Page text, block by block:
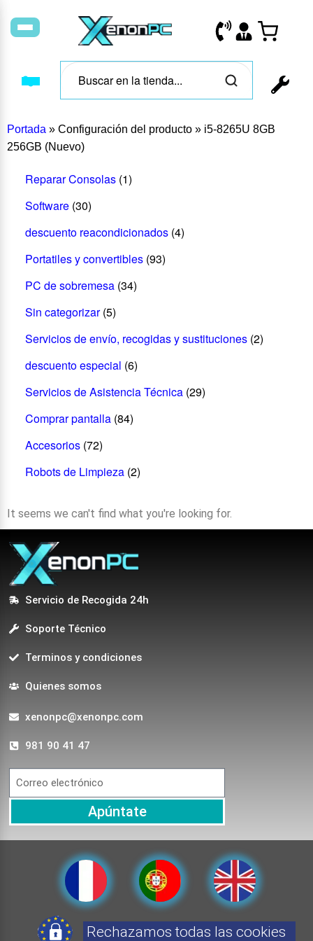
Portada » Configuración del producto » i5-8265U 8GB
256GB (Nuevo)
Reparar Consolas (1)
Software (30)
descuento reacondicionados (4)
Portatiles y convertibles (93)
PC de sobremesa (34)
Sin categorizar (5)
Servicios de envío, recogidas y sustituciones (2)
descuento especial (6)
Servicios de Asistencia Técnica (29)
Comprar pantalla (84)
Accesorios (72)
Robots de Limpieza (2)
It seems we can't find what you're looking for.
Servicio de Recogida 24h
Soporte Técnico
Terminos y condiciones
Quienes somos
xenonpc@xenonpc.com
981 90 41 47
Apúntate
Rechazamos todas las cookies